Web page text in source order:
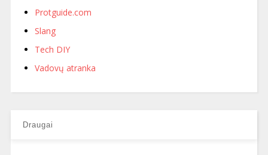
Protguide.com
Slang
Tech DIY
Vadovų atranka
Draugai